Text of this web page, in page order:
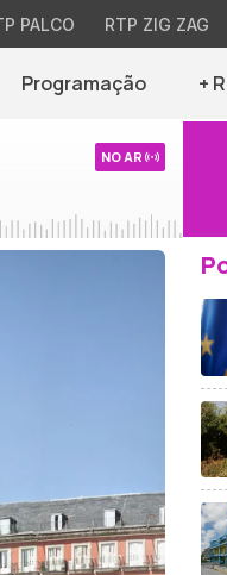
PALCO RTP ZIG ZAG
Programação +
NO AR